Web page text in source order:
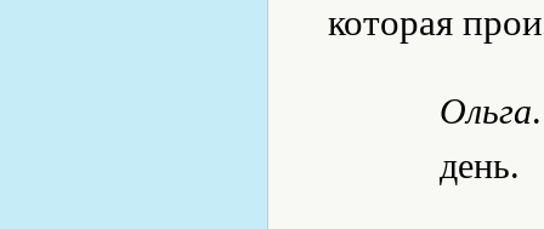
которая
Ольга
день.